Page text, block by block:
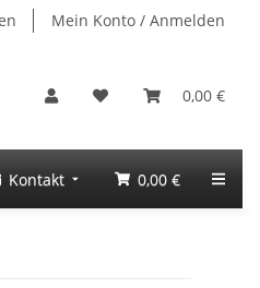
Mein Konto / Anmelden
0,00 €
Kontakt 0,00 €